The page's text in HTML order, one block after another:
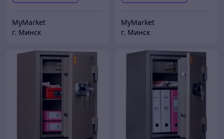
MyMarket
г. Минск
MyMarket
г. Минск